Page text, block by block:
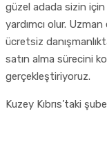
güzel adada sizin
yardımcı olur.
ücretsiz
satın alma sürecini
gerçekleştiriyoruz.
Kuzey Kıbrıs’taki